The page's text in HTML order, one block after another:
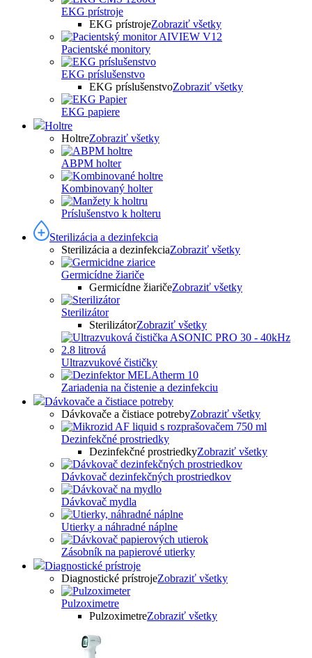
EKG prístroje
EKG prístrojeZobraziť všetky
Pacientské monitory
EKG príslušenstvo
EKG príslušenstvoZobraziť všetky
EKG papiere
Holtre
HoltreZobraziť všetky
ABPM holter
Kombinovaný holter
Príslušenstvo k holteru
Sterilizácia a dezinfekcia
Sterilizácia a dezinfekciaZobraziť všetky
Germicídne žiariče
Germicídne žiaričeZobraziť všetky
Sterilizátor
SterilizátorZobraziť všetky
Ultrazvukové čističky
Zariadenia na čistenie a dezinfekciu
Dávkovače a čistiace potreby
Dávkovače a čistiace potrebyZobraziť všetky
Dezinfekčné prostriedky
Dezinfekčné prostriedkyZobraziť všetky
Dávkovač dezinfekčných prostriedkov
Dávkovač mydla
Utierky a náhradné náplne
Zásobník na papierové utierky
Diagnostické prístroje
Diagnostické prístrojeZobraziť všetky
Pulzoximetre
PulzoximetreZobraziť všetky